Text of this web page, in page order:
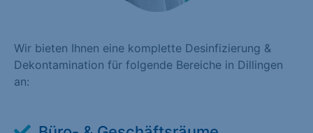
Wir bieten Ihnen eine komplette Desinfizierung &
Dekontamination für folgende Bereiche in Dillingen
an: